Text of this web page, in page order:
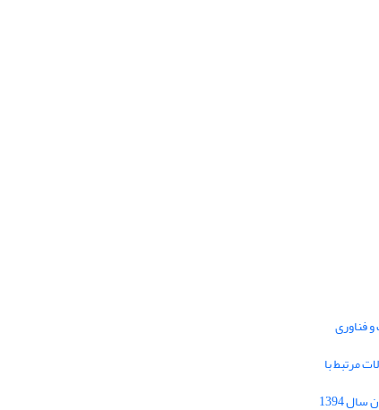
فناوری
مقالات مرتبط با
فراخوان مقاله فصلنامه تحقیقات فرهنگی ایران سال 1394